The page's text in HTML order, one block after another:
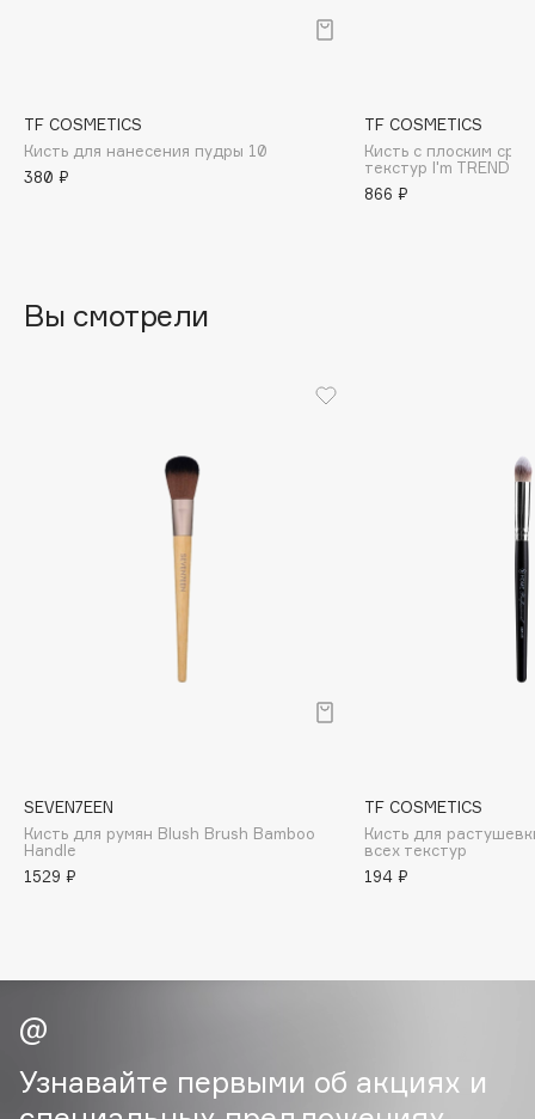
Balmain Hair Couture
Banderas
Beauty Pati
BORK
Brunello Cucinelli
Bvlgari
Byredo
C
TF COSMETICS
Кисть для нанесения пудры 10
380 ₽
TF COSMETICS
Кисть с плоским
текстур I'm TREND
866 ₽
Вы смотрели
SEVEN7EEN
Кисть для румян Blush Brush Bamboo
Handle
1529 ₽
TF COSMETICS
Кисть для
всех текстур
194 ₽
Узнавайте первыми об акциях и